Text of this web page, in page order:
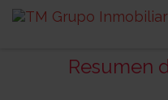
Resumen